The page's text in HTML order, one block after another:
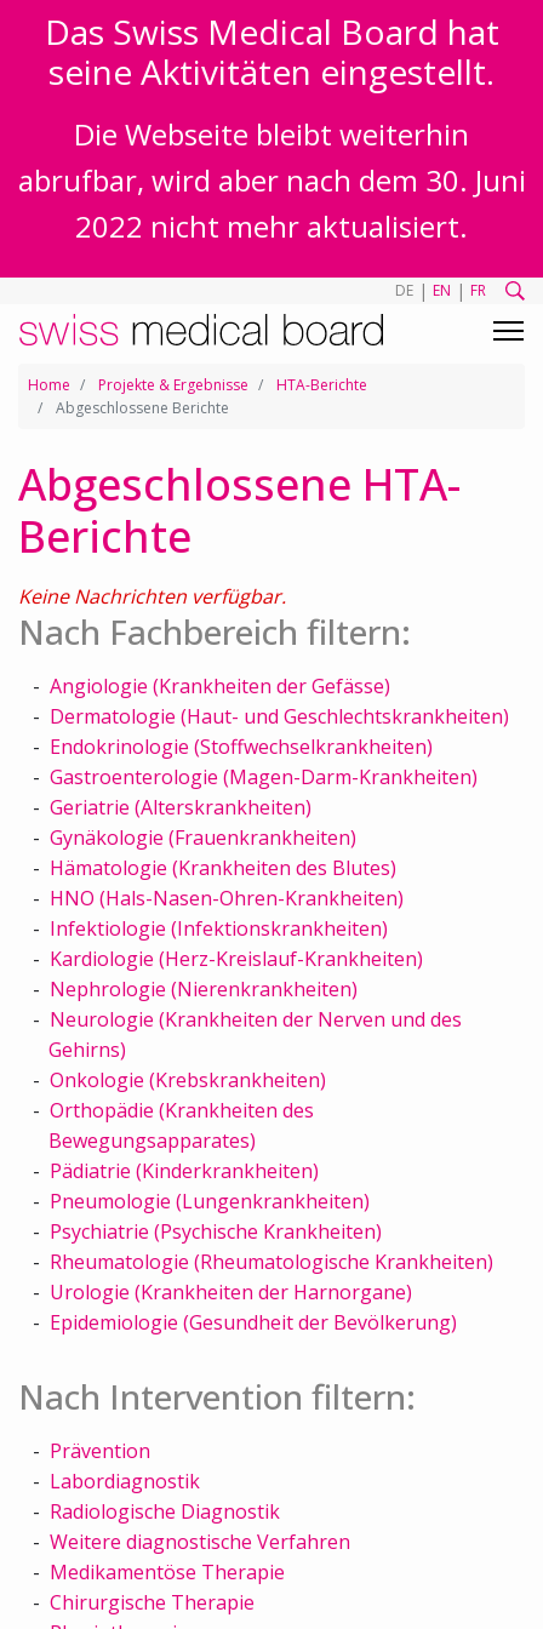
Das Swiss Medical Board hat
seine Aktivitäten eingestellt.
Die Webseite bleibt weiterhin
abrufbar, wird aber nach dem 30. Juni
2022 nicht mehr aktualisiert.
DE | EN | FR
Home Projekte & Ergebnisse
HTA-Berichte
Abgeschlossene Berichte
Abgeschlossene HTA-
Berichte
Keine Nachrichten verfügbar.
Nach Fachbereich filtern:
Angiologie (Krankheiten der Gefässe)
Dermatologie (Haut- und Geschlechtskrankheiten)
Endokrinologie (Stoffwechselkrankheiten)
Gastroenterologie (Magen-Darm-Krankheiten)
Geriatrie (Alterskrankheiten)
Gynäkologie (Frauenkrankheiten)
Hämatologie (Krankheiten des Blutes)
HNO (Hals-Nasen-Ohren-Krankheiten)
Infektiologie (Infektionskrankheiten)
Kardiologie (Herz-Kreislauf-Krankheiten)
Nephrologie (Nierenkrankheiten)
Neurologie (Krankheiten der Nerven und des
Gehirns)
Onkologie (Krebskrankheiten)
Orthopädie (Krankheiten des
Bewegungsapparates)
Pädiatrie (Kinderkrankheiten)
Pneumologie (Lungenkrankheiten)
Psychiatrie (Psychische Krankheiten)
Rheumatologie (Rheumatologische Krankheiten)
Urologie (Krankheiten der Harnorgane)
Epidemiologie (Gesundheit der Bevölkerung)
Nach Intervention filtern:
Prävention
Labordiagnostik
Radiologische Diagnostik
Weitere diagnostische Verfahren
Medikamentöse Therapie
Chirurgische Therapie